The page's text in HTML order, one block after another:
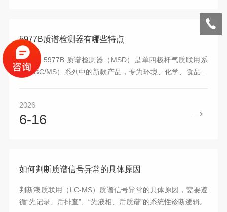
5977B质谱检测器有哪些特点
安捷伦 5977B 质谱检测器（MSD）是单四极杆气质联用系
统（GC/MS）系列中的新款产品，专为环境、化学、食品、
2026
6-16
如何判断质谱信号异常的具体原因
判断液质联用（LC-MS）质谱信号异常的具体原因，需要遵
循“先记录、后排查”、“先液相、后质谱”的系统性诊断逻辑。